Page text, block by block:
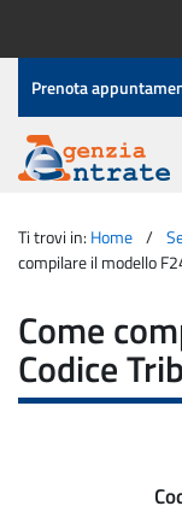
contenuto
Menu
di
servizio
Prenota
Agenzia
Entrate
principale
Ti trovi in: Home
compilare il modello
Come
Codice